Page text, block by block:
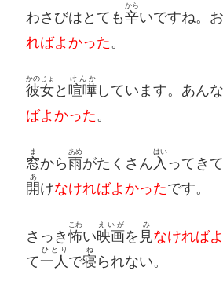
わさびはとても辛
から
いですね。
ればよかった 。
彼女
かのじょ
と喧嘩
けんか
しています。あん
ばよかった 。
窓
ま
から 雨
あめ
がたくさん入
はい
ってき
開
あ
けなければよかったです。
さっき怖
こわ
い映画
えいが
を 見
み
なければ
て一人
ひとり
で寝
ね
られない。